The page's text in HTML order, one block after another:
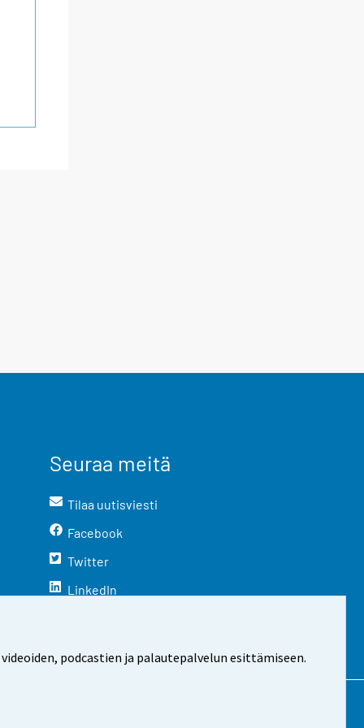
podcastien ja palautepalvelun esittämiseen.
Seuraa meitä
Tilaa uutisviesti
Facebook
Twitter
LinkedIn